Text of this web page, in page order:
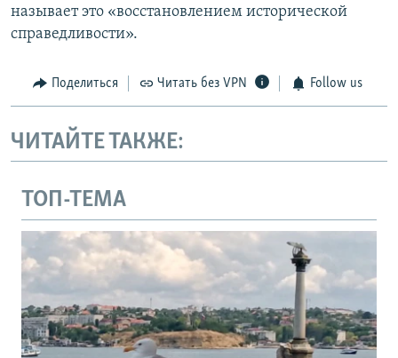
называет это «восстановлением исторической
справедливости».
Поделиться Читать без VPN Follow us
ЧИТАЙТЕ ТАКЖЕ:
ТОП-ТЕМА